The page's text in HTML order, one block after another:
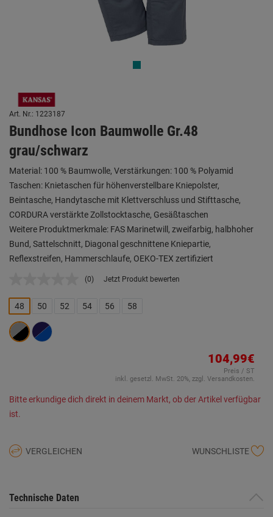
Art. Nr.: 1223187
Bundhose Icon Baumwolle Gr.48
grau/schwarz
Material: 100 % Baumwolle, Verstärkungen: 100 % Polyamid
Taschen: Knietaschen für höhenverstellbare Kniepolster,
Beintasche, Handytasche mit Klettverschluss und Stifttasche,
CORDURA verstärkte Zollstocktasche, Gesäßtaschen
Weitere Produktmerkmale: FAS Marinetwill, zweifarbig, halbhoher
Bund, Sattelschnitt, Diagonal geschnittene Kniepartie,
Reflexstreifen, Hammerschlaufe, OEKO-TEX zertifiziert
Kein
Link
auf
(0) Jetzt Produkt bewerten
48 50 52 54 56 58
104,99€
Preis / ST
inkl. gesetzl. MwSt. 20%, zzgl. Versandkosten.
Bitte erkundige dich direkt in deinem Markt, ob der Artikel verfügbar
ist.
VERGLEICHEN WUNSCHLISTE
Technische Daten